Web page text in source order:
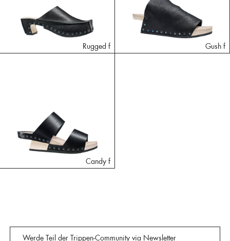
Rugged f Gush f
Candy f
Werde Teil der Trippen-Community via Newsletter